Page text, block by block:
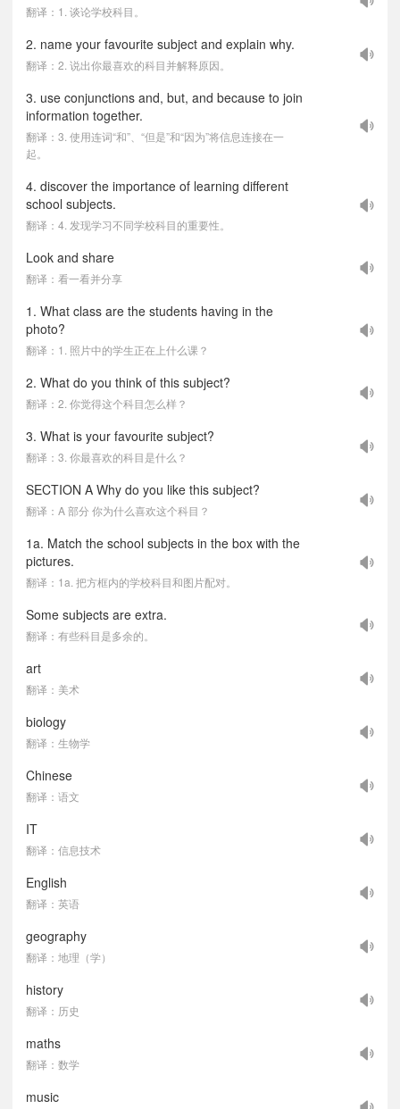
翻译：1. 谈论学校科目。
2. name your favourite subject and explain why.
翻译：2. 说出你最喜欢的科目并解释原因。
3. use conjunctions and, but, and because to join
information together.
翻译：3. 使用连词“和”、“但是”和“因为”将信息连接在一
起。
4. discover the importance of learning different
school subjects.
翻译：4. 发现学习不同学校科目的重要性。
Look and share
翻译：看一看并分享
1. What class are the students having in the
photo?
翻译：1. 照片中的学生正在上什么课？
2. What do you think of this subject?
翻译：2. 你觉得这个科目怎么样？
3. What is your favourite subject?
翻译：3. 你最喜欢的科目是什么？
SECTION A Why do you like this subject?
翻译：A 部分 你为什么喜欢这个科目？
1a. Match the school subjects in the box with the
pictures.
翻译：1a. 把方框内的学校科目和图片配对。
Some subjects are extra.
翻译：有些科目是多余的。
art
翻译：美术
biology
翻译：生物学
Chinese
翻译：语文
IT
翻译：信息技术
English
翻译：英语
geography
翻译：地理（学）
history
翻译：历史
maths
翻译：数学
music